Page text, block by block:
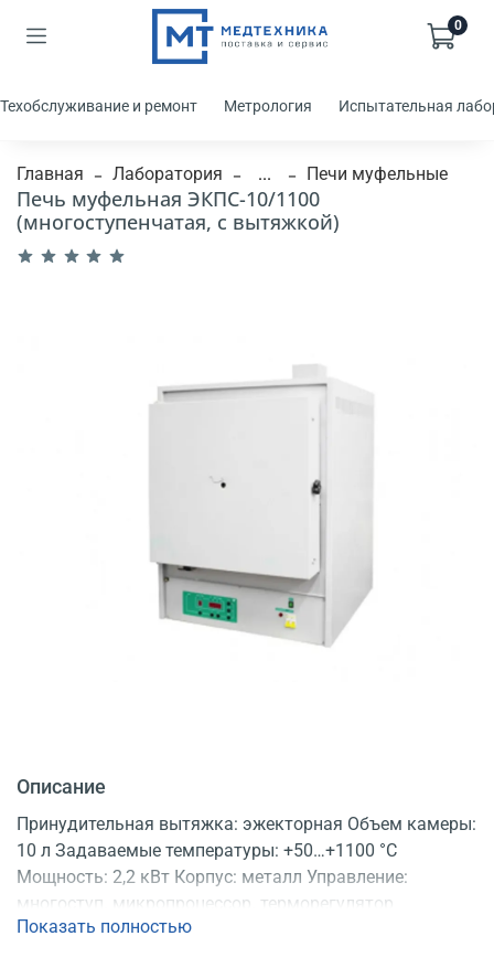
0
Техобслуживание и ремонт Метрология Испытательная
Главная Лаборатория ... Печи муфельные
Печь муфельная ЭКПС-10/1100
(многоступенчатая, с вытяжкой)
Описание
Принудительная вытяжка: эжекторная Объем камеры:
10 л Задаваемые температуры: +50…+1100 °C
Мощность: 2,2 кВт Корпус: металл Управление:
многоступ. микропроцессор. терморегулятор
Подключение к ПК: нет Регистрационное
Показать полностью